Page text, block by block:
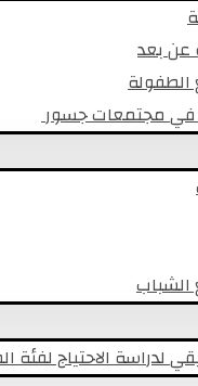
عن بعد
الطفولة
في مجتمعات جسور
الشباب
لدراسة الاحتياج لفئة